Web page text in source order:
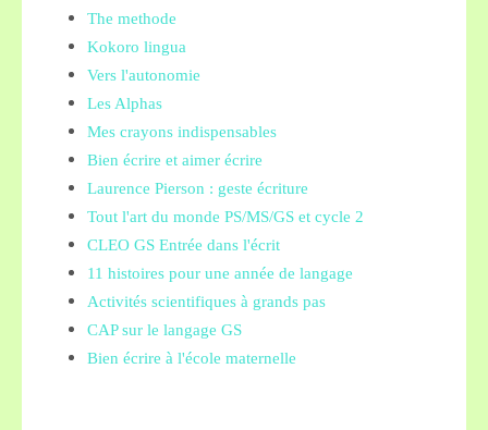
The methode
Kokoro lingua
Vers l'autonomie
Les Alphas
Mes crayons indispensables
Bien écrire et aimer écrire
Laurence Pierson : geste écriture
Tout l'art du monde PS/MS/GS et cycle 2
CLEO GS Entrée dans l'écrit
11 histoires pour une année de langage
Activités scientifiques à grands pas
CAP sur le langage GS
Bien écrire à l'école maternelle